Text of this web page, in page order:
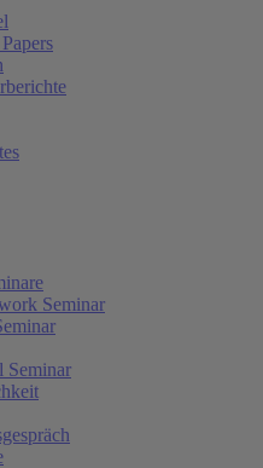
(current)
Seminar
Seminar